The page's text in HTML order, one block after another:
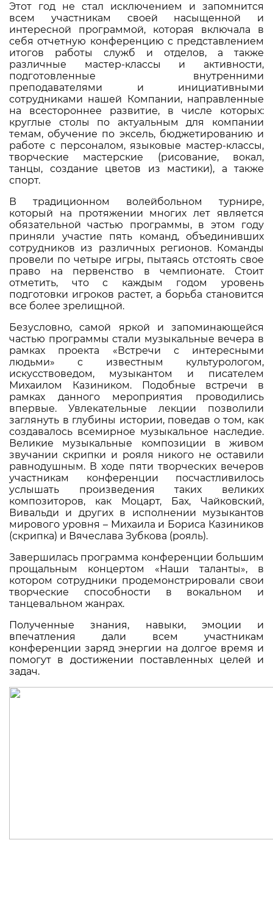
Этот год не стал исключением и запомнится
всем участникам своей насыщенной и
интересной программой, которая включала в
себя отчетную конференцию с представлением
итогов работы служб и отделов, а также
различные мастер-классы и активности,
подготовленные внутренними
преподавателями и инициативными
сотрудниками нашей Компании, направленные
на всестороннее развитие, в числе которых:
круглые столы по актуальным для компании
темам, обучение по эксель, бюджетированию и
работе с персоналом, языковые мастер-классы,
творческие мастерские (рисование, вокал,
танцы, создание цветов из мастики), а также
спорт.
В традиционном волейбольном турнире,
который на протяжении многих лет является
обязательной частью программы, в этом году
приняли участие пять команд, объединивших
сотрудников из различных регионов. Команды
провели по четыре игры, пытаясь отстоять свое
право на первенство в чемпионате. Стоит
отметить, что с каждым годом уровень
подготовки игроков растет, а борьба становится
все более зрелищной.
Безусловно, самой яркой и запоминающейся
частью программы стали музыкальные вечера в
рамках проекта «Встречи с интересными
людьми» с известным культурологом,
искусствоведом, музыкантом и писателем
Михаилом Казиником. Подобные встречи в
рамках данного мероприятия проводились
впервые. Увлекательные лекции позволили
заглянуть в глубины истории, поведав о том, как
создавалось всемирное музыкальное наследие.
Великие музыкальные композиции в живом
звучании скрипки и рояля никого не оставили
равнодушным. В ходе пяти творческих вечеров
участникам конференции посчастливилось
услышать произведения таких великих
композиторов, как Моцарт, Бах, Чайковский,
Вивальди и других в исполнении музыкантов
мирового уровня – Михаила и Бориса Казиников
(скрипка) и Вячеслава Зубкова (рояль).
Завершилась программа конференции большим
прощальным концертом «Наши таланты», в
котором сотрудники продемонстрировали свои
творческие способности в вокальном и
танцевальном жанрах.
Полученные знания, навыки, эмоции и
впечатления дали всем участникам
конференции заряд энергии на долгое время и
помогут в достижении поставленных целей и
задач.